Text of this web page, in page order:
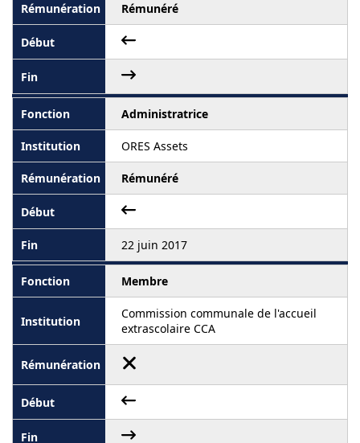
Rémunéré
Administratrice
ORES Assets
Rémunéré
22 juin 2017
Membre
Commission communale de l'accueil
extrascolaire CCA